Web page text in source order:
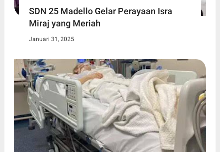
SDN 25 Madello Gelar Perayaan Isra
Miraj yang Meriah
Januari 31, 2025